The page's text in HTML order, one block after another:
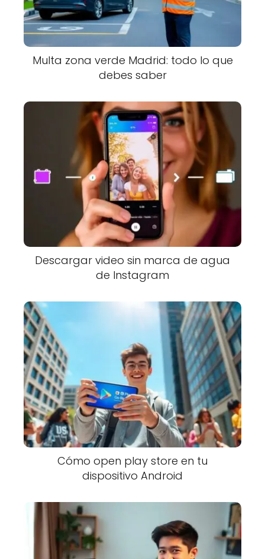
Multa zona verde Madrid: todo lo que
debes saber
Descargar video sin marca de agua
de Instagram
Cómo open play store en tu
dispositivo Android